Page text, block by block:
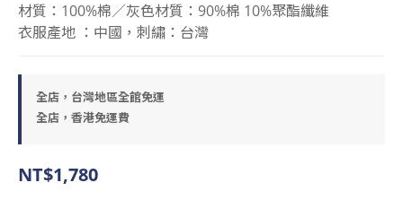
材質：100%棉／灰色材質：90%棉 10%聚酯纖維
衣服產地 ：中國，刺繡：台灣
全店，台灣地區全館免運
全店，香港免運費
NT$1,780